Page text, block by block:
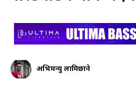
अभिमन्यु लामिछाने